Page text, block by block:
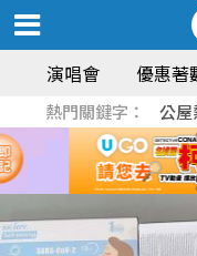
演唱會 優惠著
熱門關鍵字： 公